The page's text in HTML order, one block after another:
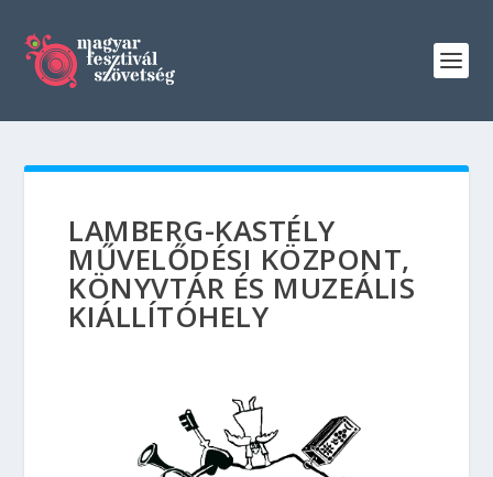
LAMBERG-KASTÉLY
MŰVELŐDÉSI KÖZPONT,
KÖNYVTÁR ÉS MUZEÁLIS
KIÁLLÍTÓHELY